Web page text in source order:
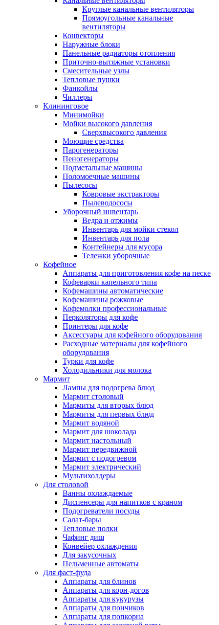
Круглые канальные вентиляторы
Прямоугольные канальные
вентиляторы
Конвекторы
Наружные блоки
Панельные радиаторы отопления
Приточно-вытяжные установки
Смесительные узлы
Тепловые пушки
Фанкойлы
Чиллеры
Клининговое
Минимойки
Мойки высокого давления
Сверхвысокого давления
Моющие средства
Парогенераторы
Пеногенераторы
Подметальные машины
Поломоечные машины
Пылесосы
Ковровые экстракторы
Пылеводососы
Уборочный инвентарь
Ведра и отжимы
Инвентарь для мойки стекол
Инвентарь для пола
Контейнеры для мусора
Тележки уборочные
Кофейное
Аппараты для приготовления кофе на песке
Кофеварки капельного типа
Кофемашины автоматические
Кофемашины рожковые
Кофемолки профессиональные
Перколяторы для кофе
Принтеры для кофе
Аксессуары для кофейного оборудования
Расходные материалы для кофейного
оборудования
Турки для кофе
Холодильники для молока
Мармит
Лампы для подогрева блюд
Мармит столовый
Мармиты для вторых блюд
Мармиты для первых блюд
Мармит водяной
Мармит для шоколада
Мармит настольный
Мармит передвижной
Мармит с подогревом
Мармит электрический
Мультихолдеры
Для столовой
Ванны охлаждаемые
Диспенсеры для напитков с краном
Подогреватели посуды
Салат-бары
Тепловые полки
Чафинг диш
Конвейер охлаждения
Для закусочных
Пельменные автоматы
Для фаст-фуда
Аппараты для блинов
Аппараты для корн-догов
Аппараты для кукурузы
Аппараты для пончиков
Аппараты для попкорна